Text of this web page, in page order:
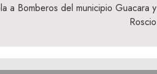
a Bomberos del municipio Guacara y
Roscio